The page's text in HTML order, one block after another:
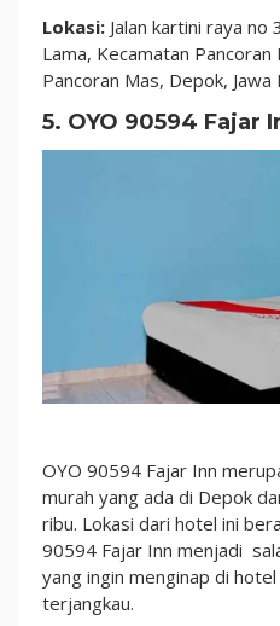
Lokasi: Jalan kartini raya no
Lama, Kecamatan
Pancoran Mas, Depok,
5. OYO 90594 Fajar
OYO 90594 Fajar Inn
murah yang ada di Depok
ribu. Lokasi dari hotel ini
90594 Fajar Inn menjadi
yang ingin menginap di
terjangkau.